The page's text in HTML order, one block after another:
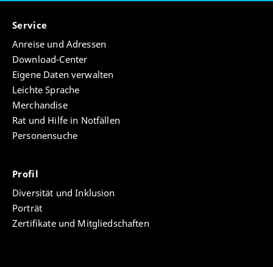
Service
Anreise und Adressen
Download-Center
Eigene Daten verwalten
Leichte Sprache
Merchandise
Rat und Hilfe in Notfällen
Personensuche
Profil
Diversität und Inklusion
Porträt
Zertifikate und Mitgliedschaften